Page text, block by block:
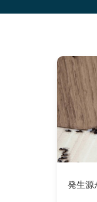
発生源